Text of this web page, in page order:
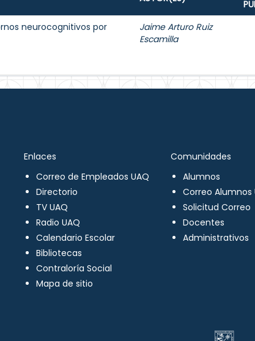
neurocognitivos por
Jaime Arturo Ruiz
Escamilla
Enlaces
Correo de Empleados UAQ
Directorio
TV UAQ
Radio UAQ
Calendario Escolar
Bibliotecas
Contraloría Social
Mapa de sitio
Comunidades
Alumnos
Correo Alumnos
Solicitud Correo
Docentes
Administrativos